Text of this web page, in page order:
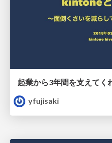
yfujisaki